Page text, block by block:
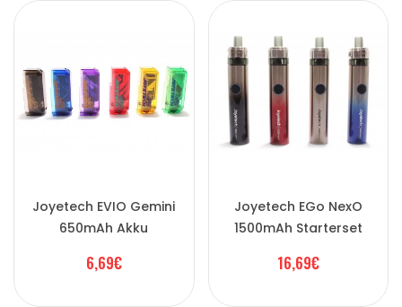
Joyetech EVIO Gemini
650mAh Akku
6,69€
Joyetech EGo NexO
1500mAh Starterset
16,69€